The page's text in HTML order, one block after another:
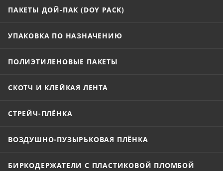
ПАКЕТЫ ДОЙ-ПАК (DOY PACK)
УПАКОВКА ПО НАЗНАЧЕНИЮ
ПОЛИЭТИЛЕНОВЫЕ ПАКЕТЫ
СКОТЧ И КЛЕЙКАЯ ЛЕНТА
СТРЕЙЧ-ПЛЁНКА
ВОЗДУШНО-ПУЗЫРЬКОВАЯ ПЛЁНКА
БИРКОДЕРЖАТЕЛИ С ПЛАСТИКОВОЙ ПЛОМБОЙ